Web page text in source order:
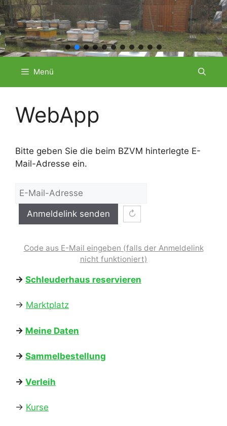
Inhalt
springen
Menü
WebApp
Bitte geben Sie die beim BZVM hinterlegte E-
Mail-Adresse ein.
Anmeldelink senden ↻
Code aus E-Mail eingeben (falls der Anmeldelink
nicht funktioniert)
→ Schleuderhaus reservieren
→ Marktplatz
→ Meine Daten
→ Sammelbestellung
→ Verleih
→ Kurse